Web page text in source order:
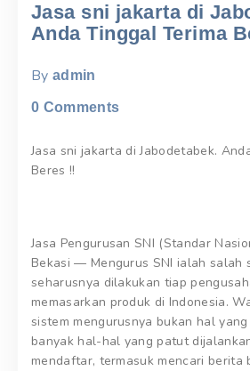
Jasa sni jakarta di
Anda Tinggal Terima
By admin
0 Comments
Jasa sni jakarta di Jabodetabek.
Beres !!
Jasa Pengurusan SNI (Standar
Bekasi — Mengurus SNI ialah salah
seharusnya dilakukan tiap
memasarkan produk di Indonesia.
sistem mengurusnya bukan hal
banyak hal-hal yang patut
mendaftar, termasuk mencari berita